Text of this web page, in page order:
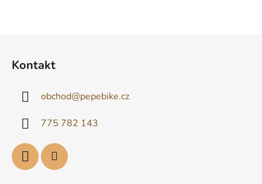
Kontakt
obchod@pepebike.cz
775 782 143